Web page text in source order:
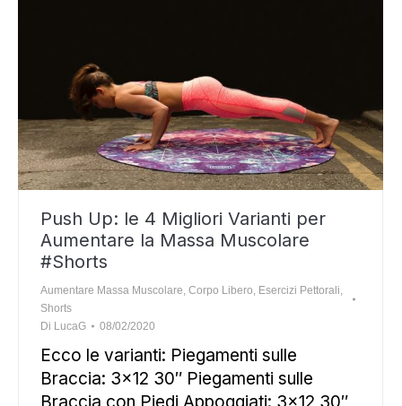
Push Up: le 4 Migliori Varianti per
Aumentare la Massa Muscolare
#Shorts
Aumentare Massa Muscolare, Corpo Libero, Esercizi Pettorali,
Shorts
Di LucaG 08/02/2020
Ecco le varianti: Piegamenti sulle
Braccia: 3×12 30″ Piegamenti sulle